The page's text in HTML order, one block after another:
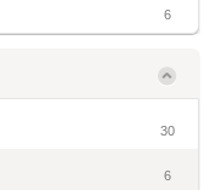
6
30
6